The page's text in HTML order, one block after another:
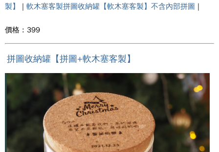
製】
| 軟木塞客製拼圖收納罐【軟木塞客製】不含內部拼圖 |
價格 : 399
拼圖收納罐【拼圖+軟木塞客製】